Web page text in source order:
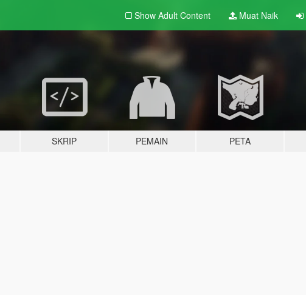
Show Adult Content Muat Naik
SKRIP PEMAIN PETA